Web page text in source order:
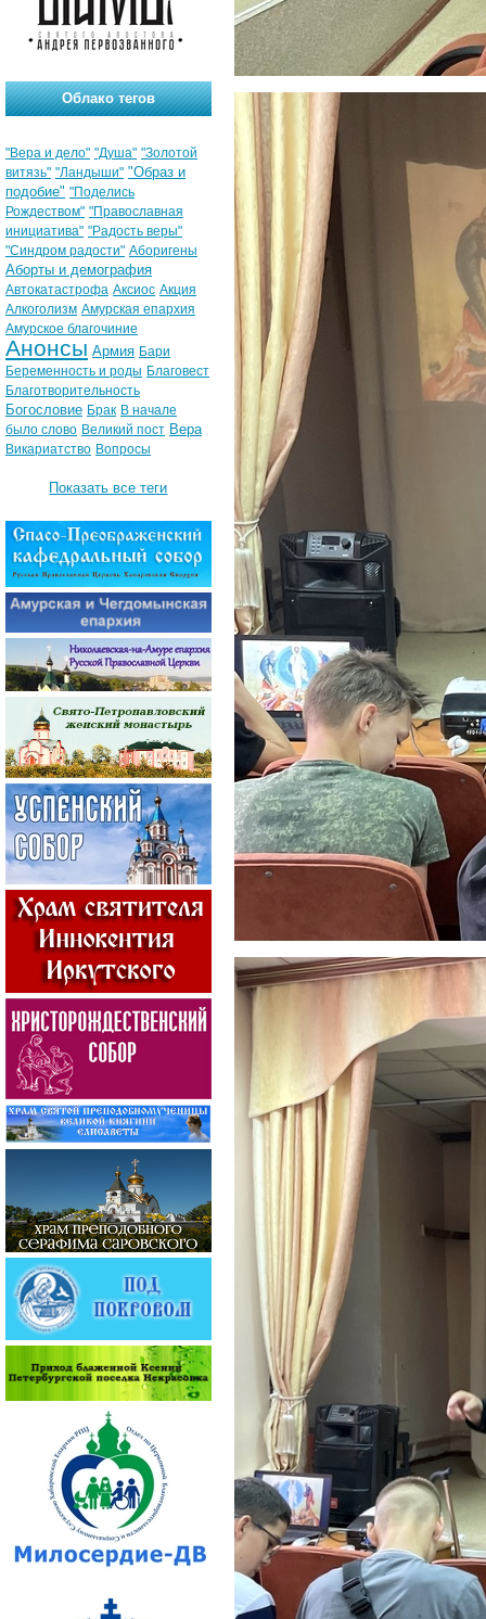
Облако тегов
"Вера и дело" "Душа" "Золотой
витязь" "Ландыши" "Образ и
подобие" "Поделись
Рождеством" "Православная
инициатива" "Радость веры"
"Синдром радости" Аборигены
Аборты и демография
Автокатастрофа Аксиос Акция
Алкоголизм Амурская епархия
Амурское благочиние
Анонсы Армия Бари
Беременность и роды Благовест
Благотворительность
Богословие Брак В начале
было слово Великий пост Вера
Викариатство Вопросы
Показать все теги